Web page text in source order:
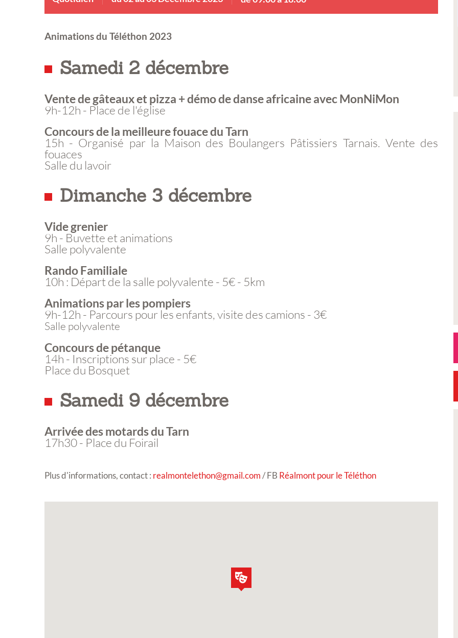
Animations du Téléthon 2023
Samedi 2 décembre
Vente de gâteaux et pizza + démo de danse africaine avec MonNiMon
9h-12h - Place de l'église
Concours de la meilleure fouace du Tarn
15h - Organisé par la Maison des Boulangers Pâtissiers Tarnais. Vente des
fouaces
Salle du lavoir
Dimanche 3 décembre
Vide grenier
9h - Buvette et animations
Salle polyvalente
Rando Familiale
10h : Départ de la salle polyvalente - 5€ - 5km
Animations par les pompiers
9h-12h - Parcours pour les enfants, visite des camions - 3€
Salle polyvalente
Concours de pétanque
14h - Inscriptions sur place - 5€
Place du Bosquet
Samedi 9 décembre
Arrivée des motards du Tarn
17h30 - Place du Foirail
Plus d'informations, contact : realmontelethon@gmail.com/ FB Réalmont pour le Téléthon
sculptures et photos
Vous souhaitez exposer vos oeuvres lors de notre